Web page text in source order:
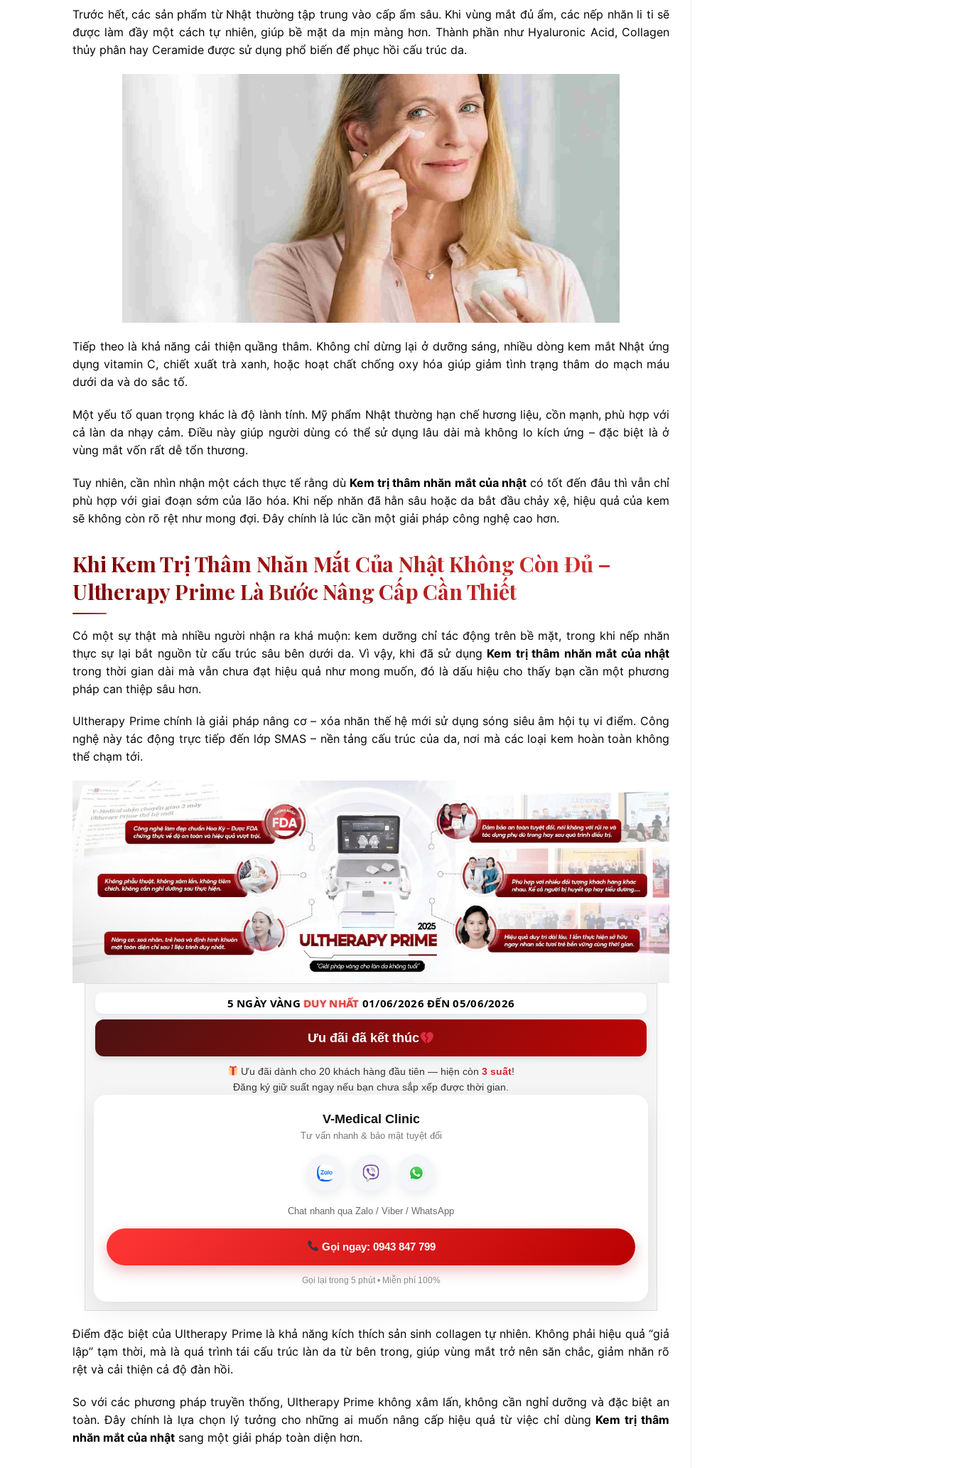
Trước hết, các sản phẩm từ Nhật thường tập trung vào cấp ẩm sâu. Khi vùng mắt đủ ẩm, các nếp nhăn li ti sẽ
được làm đầy một cách tự nhiên, giúp bề mặt da mịn màng hơn. Thành phần như Hyaluronic Acid, Collagen
thủy phân hay Ceramide được sử dụng phổ biến để phục hồi cấu trúc da.
Tiếp theo là khả năng cải thiện quầng thâm. Không chỉ dừng lại ở dưỡng sáng, nhiều dòng kem mắt Nhật ứng
dụng vitamin C, chiết xuất trà xanh, hoặc hoạt chất chống oxy hóa giúp giảm tình trạng thâm do mạch máu
dưới da và do sắc tố.
Một yếu tố quan trọng khác là độ lành tính. Mỹ phẩm Nhật thường hạn chế hương liệu, cồn mạnh, phù hợp với
cả làn da nhạy cảm. Điều này giúp người dùng có thể sử dụng lâu dài mà không lo kích ứng – đặc biệt là ở
vùng mắt vốn rất dễ tổn thương.
Tuy nhiên, cần nhìn nhận một cách thực tế rằng dù Kem trị thâm nhăn mắt của nhậtcó tốt đến đâu thì vẫn chỉ
phù hợp với giai đoạn sớm của lão hóa. Khi nếp nhăn đã hằn sâu hoặc da bắt đầu chảy xệ, hiệu quả của kem
sẽ không còn rõ rệt như mong đợi. Đây chính là lúc cần một giải pháp công nghệ cao hơn.
Khi Kem Trị Thâm Nhăn Mắt Của Nhật Không Còn Đủ –
Ultherapy Prime Là Bước Nâng Cấp Cần Thiết
Có một sự thật mà nhiều người nhận ra khá muộn: kem dưỡng chỉ tác động trên bề mặt, trong khi nếp nhăn
thực sự lại bắt nguồn từ cấu trúc sâu bên dưới da. Vì vậy, khi đã sử dụng Kem trị thâm nhăn mắt của nhật
trong thời gian dài mà vẫn chưa đạt hiệu quả như mong muốn, đó là dấu hiệu cho thấy bạn cần một phương
pháp can thiệp sâu hơn.
Ultherapy Prime chính là giải pháp nâng cơ – xóa nhăn thế hệ mới sử dụng sóng siêu âm hội tụ vi điểm. Công
nghệ này tác động trực tiếp đến lớp SMAS – nền tảng cấu trúc của da, nơi mà các loại kem hoàn toàn không
thể chạm tới.
5 NGÀY VÀNGDUY NHẤT 01/06/2026 ĐẾN 05/06/2026
Ưu đãi đã kết thúc
Ưu đãi dành cho 20 khách hàng đầu tiên — hiện còn3 suất!
Đăng ký giữ suất ngay nếu bạn chưa sắp xếp được thời gian.
V-Medical Clinic
Tư vấn nhanh & bảo mật tuyệt đối
Chat nhanh qua Zalo / Viber / WhatsApp
Gọi ngay: 0943 847 799
Gọi lại trong 5 phút • Miễn phí 100%
Điểm đặc biệt của Ultherapy Prime là khả năng kích thích sản sinh collagen tự nhiên. Không phải hiệu quả “giả
lập” tạm thời, mà là quá trình tái cấu trúc làn da từ bên trong, giúp vùng mắt trở nên săn chắc, giảm nhăn rõ
rệt và cải thiện cả độ đàn hồi.
So với các phương pháp truyền thống, Ultherapy Prime không xâm lấn, không cần nghỉ dưỡng và đặc biệt an
toàn. Đây chính là lựa chọn lý tưởng cho những ai muốn nâng cấp hiệu quả từ việc chỉ dùng Kem trị thâm
nhăn mắt của nhật sang một giải pháp toàn diện hơn.